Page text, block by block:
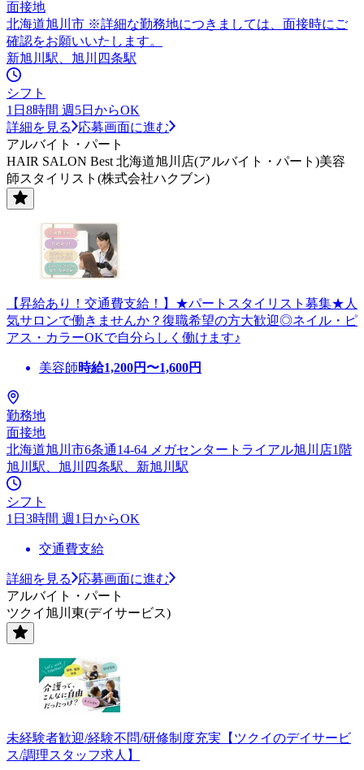
面接地
北海道旭川市 ※詳細な勤務地につきましては、面接時にご
確認をお願いいたします。
新旭川駅、旭川四条駅
シフト
1日8時間 週5日からOK
詳細を見る
応募画面に進む
アルバイト・パート
HAIR SALON Best 北海道旭川店(アルバイト・パート)美容
師スタイリスト(株式会社ハクブン)
【昇給あり！交通費支給！】★パートスタイリスト募集★人
気サロンで働きませんか？復職希望の方大歓迎◎ネイル・ピ
アス・カラーOKで自分らしく働けます♪
美容師時給1,200円〜1,600円
勤務地
面接地
北海道旭川市6条通14-64 メガセンタートライアル旭川店1階
旭川駅、旭川四条駅、新旭川駅
シフト
1日3時間 週1日からOK
交通費支給
詳細を見る
応募画面に進む
アルバイト・パート
ツクイ旭川東(デイサービス)
未経験者歓迎/経験不問/研修制度充実【ツクイのデイサービ
ス/調理スタッフ求人】